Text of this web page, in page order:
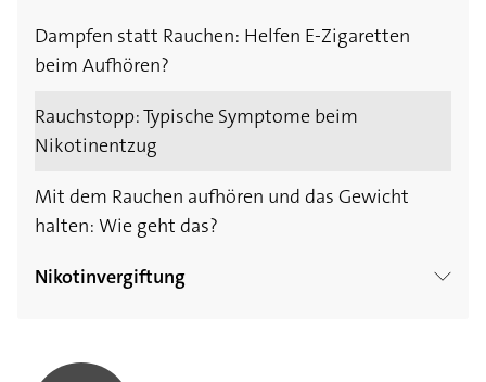
Dampfen statt Rauchen: Helfen E-Zigaretten
beim Aufhören?
Rauchstopp: Typische Symptome beim
Nikotinentzug
Mit dem Rauchen aufhören und das Gewicht
halten: Wie geht das?
Nikotinvergiftung
Nikotinvergiftung